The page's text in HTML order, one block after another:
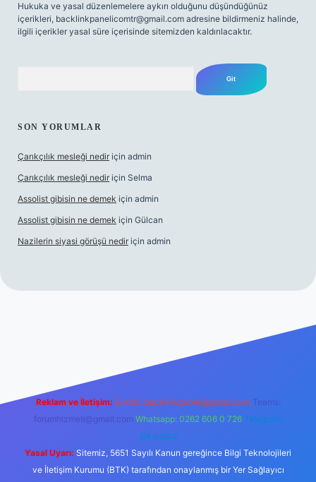
Hukuka ve yasal düzenlemelere aykırı olduğunu düşündüğünüz
içerikleri, backlinkpanelicomtr@gmail.com adresine bildirmeniz halinde,
ilgili içerikler yasal süre içerisinde sitemizden kaldırılacaktır.
SON YORUMLAR
Çarıkçılık mesleği nedir için admin
Çarıkçılık mesleği nedir için Selma
Assolist gibisin ne demek için admin
Assolist gibisin ne demek için Gülcan
Nazilerin siyasi görüşü nedir için admin
Reklam ve İletişim: E-mail: backlinkpaneli@gmail.com Teams:
forumhizmeti@gmail.com Whatsapp: 0262 606 0 726 Telegram:
@karabul
Yasal Uyarı: Sitemiz, 5651 Sayılı Kanun gereğince Bilgi Teknolojileri
ve İletişim Kurumu (BTK) tarafından onaylanmış bir Yer Sağlayıcı